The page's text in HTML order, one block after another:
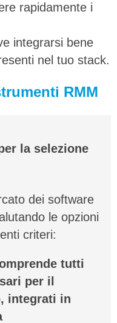
rapidamente i
integrarsi bene
nel tuo stack.
RMM
la selezione
dei software
le opzioni
criteri:
tutti
per il
integrati in